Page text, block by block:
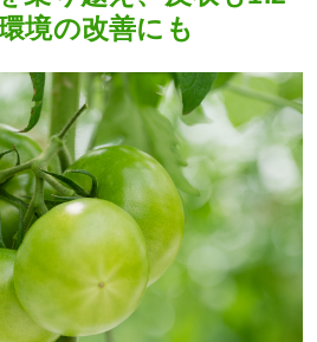
境の改善にも